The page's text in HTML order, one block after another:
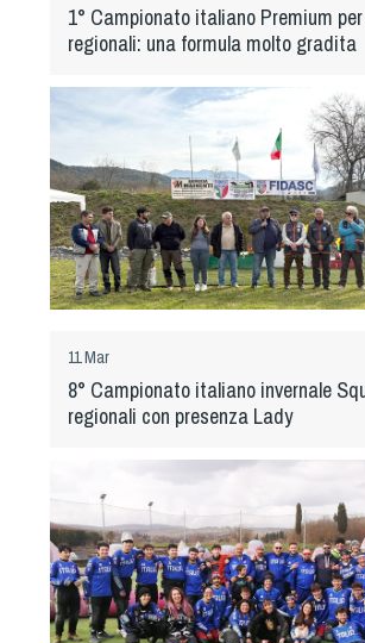
1° Campionato italiano Premium
regionali: una formula molto gradita
11 Mar
8° Campionato italiano invernale
regionali con presenza Lady
Mantrailing
Nosework
Obedience
Rally Obedience
Retriever Sport
Ricerca Tartufo
Sheepdog
Sport acquatici
Treibball
Protezione civile
Cinofilia Venatoria
Sleddog